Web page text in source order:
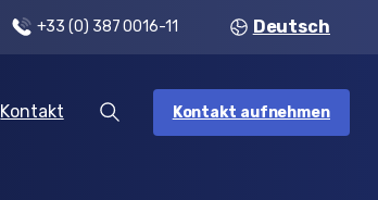
+33 (0) 387 0016-11 Deutsch
Kontakt Kontakt aufnehmen